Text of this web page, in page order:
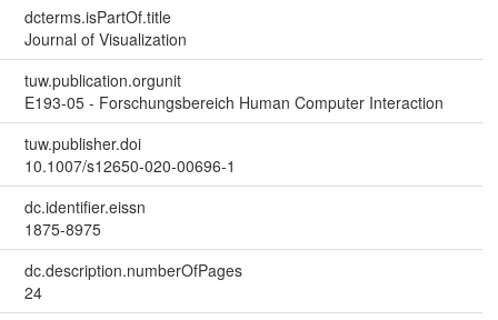
dcterms.isPartOf.title
Journal of Visualization
tuw.publication.orgunit
E193-05 - Forschungsbereich Human Computer Interaction
tuw.publisher.doi
10.1007/s12650-020-00696-1
dc.identifier.eissn
1875-8975
dc.description.numberOfPages
24